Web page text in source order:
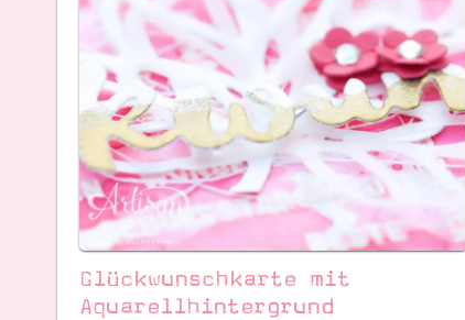
Glückwunschkarte mit
Aquarellhintergrund